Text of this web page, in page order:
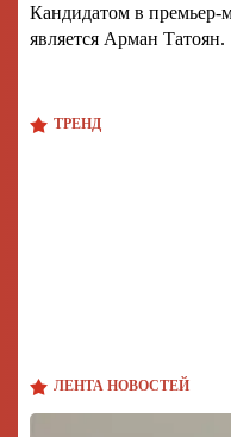
ЛЕНТА НОВОСТЕЙ
Кандидатом в премьер-
является Арман Татоян.
ТРЕНД